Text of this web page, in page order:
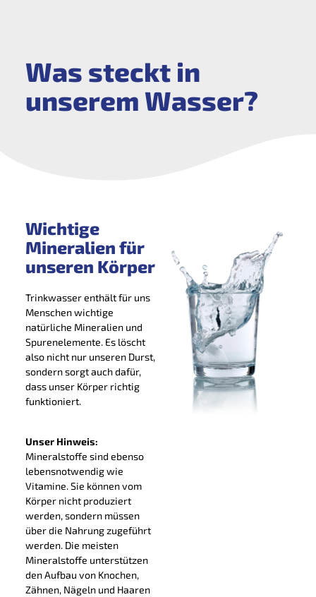
Was steckt in
unserem Wasser?
Wichtige
Mineralien für
unseren Körper
Trinkwasser enthält für uns
Menschen wichtige
natürliche Mineralien und
Spurenelemente. Es löscht
also nicht nur unseren Durst,
sondern sorgt auch dafür,
dass unser Körper richtig
funktioniert.
Unser Hinweis:
Mineralstoffe sind ebenso
lebensnotwendig wie
Vitamine. Sie können vom
Körper nicht produziert
werden, sondern müssen
über die Nahrung zugeführt
werden. Die meisten
Mineralstoffe unterstützen
den Aufbau von Knochen,
Zähnen, Nägeln und Haaren